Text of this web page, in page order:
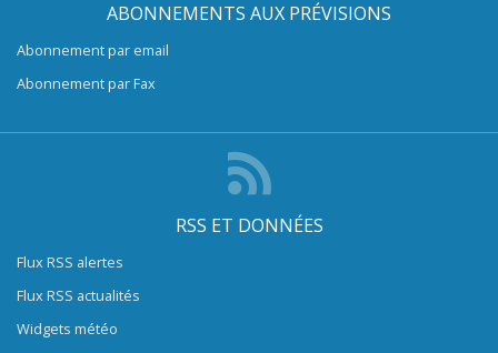
ABONNEMENTS AUX PRÉVISIONS
Abonnement par email
Abonnement par Fax
RSS ET DONNÉES
Flux RSS alertes
Flux RSS actualités
Widgets météo